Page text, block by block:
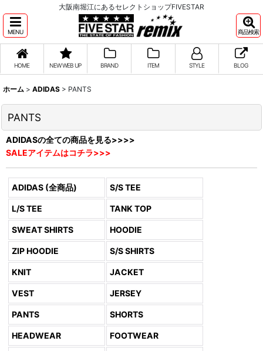
大阪南堀江にあるセレクトショップFIVESTAR
MENU 商品検索
HOME NEW WEB UP BRAND ITEM STYLE BLOG
ホーム > ADIDAS > PANTS
PANTS
ADIDASの全ての商品を見る>>>>
SALEアイテムはコチラ>>>
ADIDAS (全商品) S/S TEE
L/S TEE TANK TOP
SWEAT SHIRTS HOODIE
ZIP HOODIE S/S SHIRTS
KNIT JACKET
VEST JERSEY
PANTS SHORTS
HEADWEAR FOOTWEAR